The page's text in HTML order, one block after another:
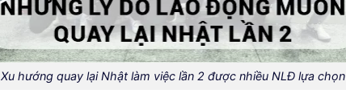
Xu hướng quay lại Nhật làm việc lần 2 được nhiều NLĐ lựa chọn